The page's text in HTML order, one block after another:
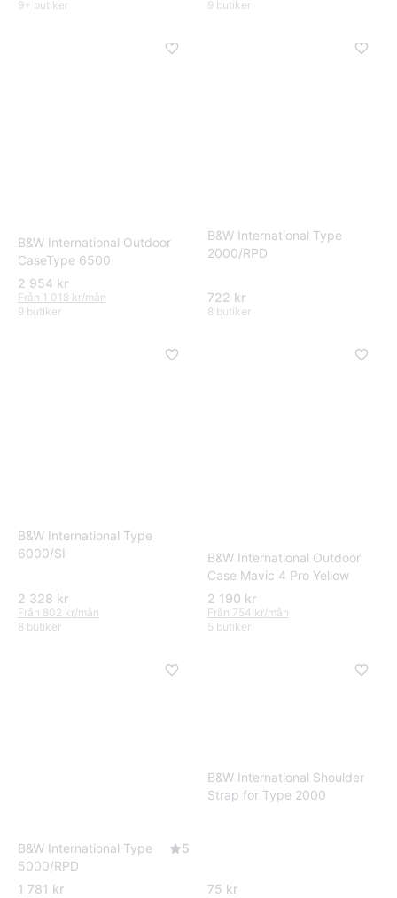
9+ butiker 9 butiker
B&W International Outdoor
CaseType 6500
2 954 kr
Från 1 018 kr/mån
9 butiker
B&W International Type
2000/RPD
722 kr
8 butiker
B&W International Type
6000/SI
2 328 kr
Från 802 kr/mån
8 butiker
B&W International Outdoor
Case Mavic 4 Pro Yellow
2 190 kr
Från 754 kr/mån
5 butiker
B&W International Type
5000/RPD
5
1 781 kr
B&W International Shoulder
Strap for Type 2000
75 kr